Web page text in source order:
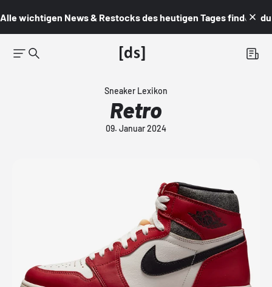
Alle wichtigen News & Restocks des heutigen Tages findest du
Sneaker Lexikon
Retro
09. Januar 2024